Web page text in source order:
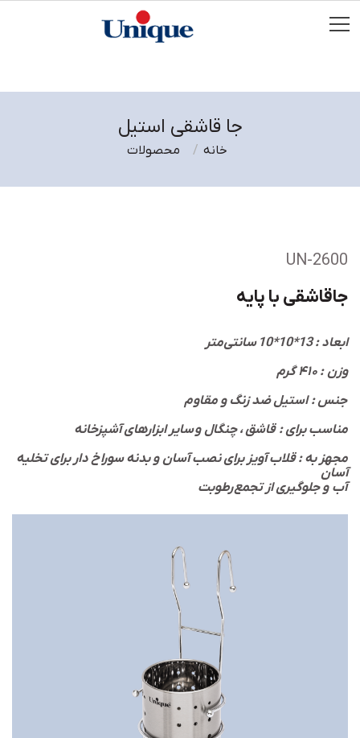
جا قاشقی استیل
محصولات خانه
UN-2600
جاقاشقی با پایه
ابعاد : 13*10*10 سانتی‌متر
وزن : ۴۱۰ گرم
جنس : استیل ضد زنگ و مقاوم
مناسب برای : قاشق ، چنگال و سایر ابزارهای آشپزخانه
مجهز به : قلاب آویز برای نصب آسان و بدنه سوراخ دار برای تخلیه
آسان
آب و جلوگیری از تجمعرطوبت